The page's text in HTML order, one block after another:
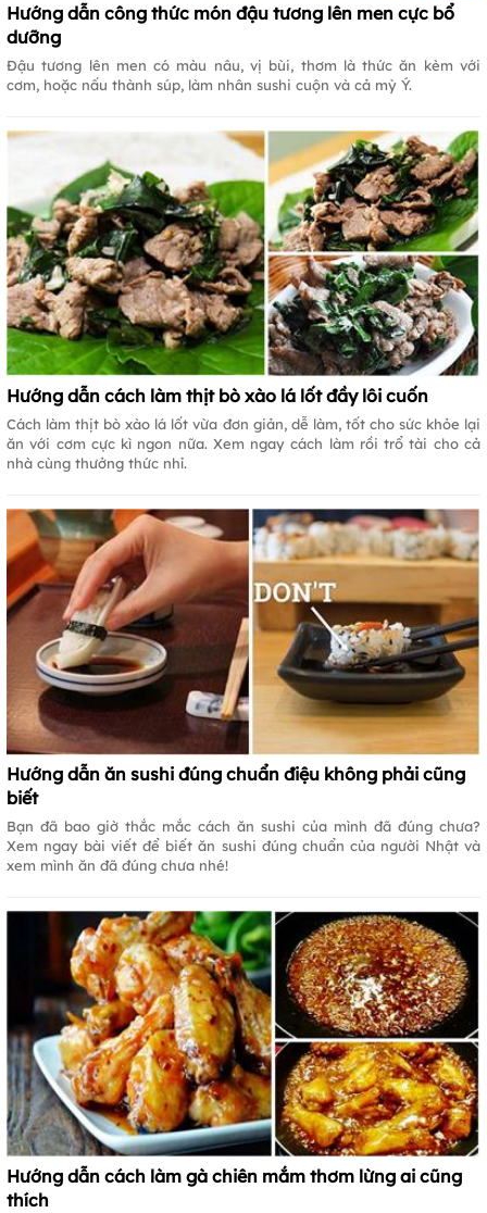
Hướng dẫn công thức món đậu tương lên men cực bổ
dưỡng
Đậu tương lên men có màu nâu, vị bùi, thơm là thức ăn kèm với
cơm, hoặc nấu thành súp, làm nhân sushi cuộn và cả mỳ Ý.
Hướng dẫn cách làm thịt bò xào lá lốt đầy lôi cuốn
Cách làm thịt bò xào lá lốt vừa đơn giản, dễ làm, tốt cho sức khỏe lại
ăn với cơm cực kì ngon nữa. Xem ngay cách làm rồi trổ tài cho cả
nhà cùng thưởng thức nhỉ.
Hướng dẫn ăn sushi đúng chuẩn điệu không phải cũng
biết
Bạn đã bao giờ thắc mắc cách ăn sushi của mình đã đúng chưa?
Xem ngay bài viết để biết ăn sushi đúng chuẩn của người Nhật và
xem mình ăn đã đúng chưa nhé!
Hướng dẫn cách làm gà chiên mắm thơm lừng ai cũng
thích